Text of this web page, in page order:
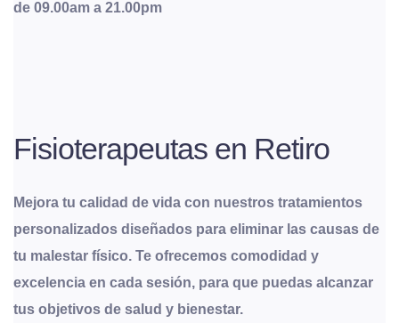
de 09.00am a 21.00pm
Fisioterapeutas en Retiro
Mejora tu calidad de vida con nuestros tratamientos
personalizados diseñados para eliminar las causas de
tu malestar físico. Te ofrecemos comodidad y
excelencia en cada sesión, para que puedas alcanzar
tus objetivos de salud y bienestar.